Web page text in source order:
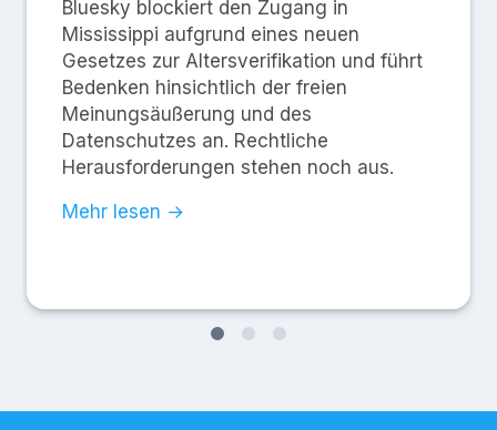
Bluesky blockiert den Zugang in
Mississippi aufgrund eines neuen
Gesetzes zur Altersverifikation und führt
Bedenken hinsichtlich der freien
Meinungsäußerung und des
Datenschutzes an. Rechtliche
Herausforderungen stehen noch aus.
Mehr lesen →